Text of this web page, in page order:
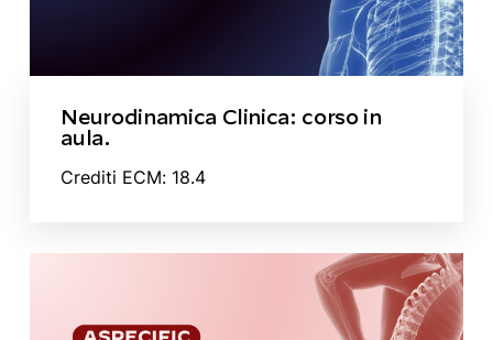
Neurodinamica Clinica: corso in
aula.
Crediti ECM: 18.4